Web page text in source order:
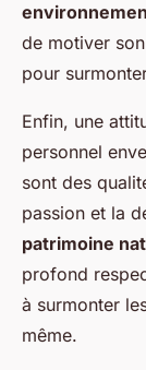
de motiver
pour
Enfin, une
personnel
sont des
passion et la
patrimoine
profond
à surmonter
même.